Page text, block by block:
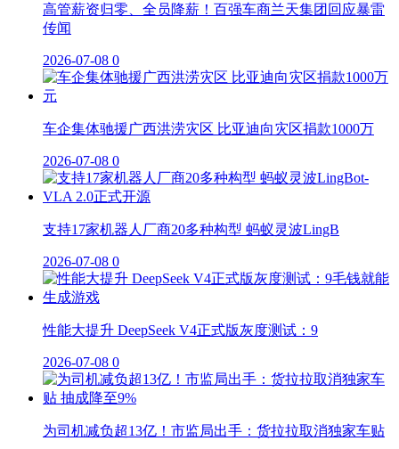
高管薪资归零、全员降薪！百强车商兰天集团回应暴雷
传闻
2026-07-08 0
车企集体驰援广西洪涝灾区 比亚迪向灾区捐款1000万
2026-07-08 0
支持17家机器人厂商20多种构型 蚂蚁灵波LingB
2026-07-08 0
性能大提升 DeepSeek V4正式版灰度测试：9
2026-07-08 0
为司机减负超13亿！市监局出手：货拉拉取消独家车贴